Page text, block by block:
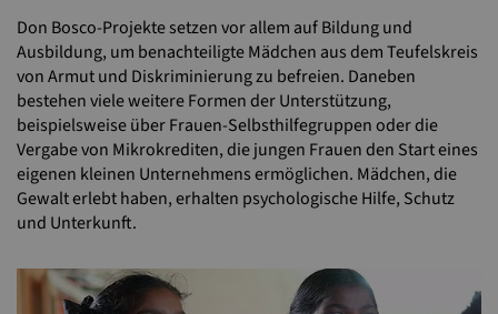
Don Bosco-Projekte setzen vor allem auf Bildung und
Ausbildung, um benachteiligte Mädchen aus dem Teufelskreis
von Armut und Diskriminierung zu befreien. Daneben
bestehen viele weitere Formen der Unterstützung,
beispielsweise über Frauen-Selbsthilfegruppen oder die
Vergabe von Mikrokrediten, die jungen Frauen den Start eines
eigenen kleinen Unternehmens ermöglichen. Mädchen, die
Gewalt erlebt haben, erhalten psychologische Hilfe, Schutz
und Unterkunft.